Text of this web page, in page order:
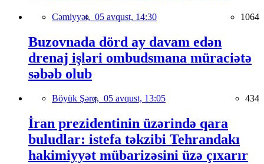
Cəmiyyət, 05 avqust, 14:30 1064
Buzovnada dörd ay davam edən
drenaj işləri ombudsmana müraciətə
səbəb olub
Böyük Şərq, 05 avqust, 13:05 434
İran prezidentinin üzərində qara
buludlar: istefa təkzibi Tehrandakı
hakimiyyət mübarizəsini üzə çıxarır